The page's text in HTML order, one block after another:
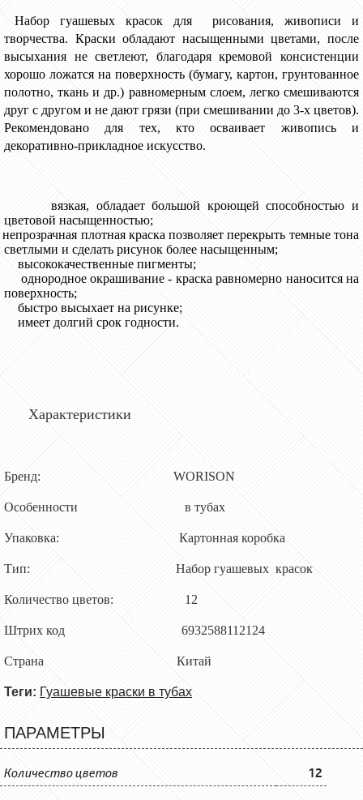
Набор гуашевых красок для рисования, живописи и
творчества. Краски обладают насыщенными цветами, после
высыхания не светлеют, благодаря кремовой консистенции
хорошо ложатся на поверхность (бумагу, картон, грунтованное
полотно, ткань и др.) равномерным слоем, легко смешиваются
друг с другом и не дают грязи (при смешивании до 3-х цветов).
Рекомендовано для тех, кто осваивает живопись и
декоративно-прикладное искусство.
вязкая, обладает большой кроющей способностью и
цветовой насыщенностью;
непрозрачная плотная краска позволяет перекрыть темные тона
светлыми и сделать рисунок более насыщенным;
высококачественные пигменты;
однородное окрашивание - краска равномерно наносится на
поверхность;
быстро высыхает на рисунке;
имеет долгий срок годности.
Характеристики
Бренд: WORISON
Особенности в тубах
Упаковка: Картонная коробка
Тип: Набор гуашевых красок
Количество цветов: 12
Штрих код 6932588112124
Страна Китай
Теги: Гуашевые краски в тубах
ПАРАМЕТРЫ
Количество цветов 12